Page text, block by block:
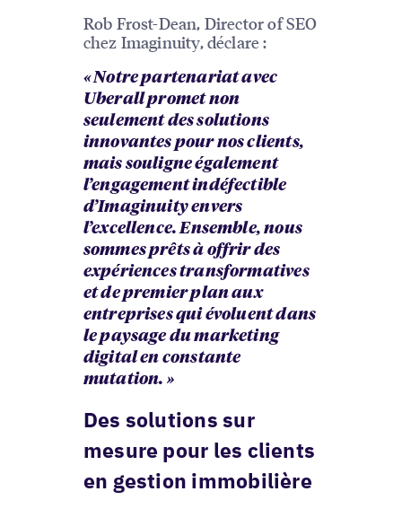
Rob Frost-Dean, Director of SEO
chez Imaginuity, déclare :
« Notre partenariat avec
Uberall promet non
seulement des solutions
innovantes pour nos clients,
mais souligne également
l’engagement indéfectible
d’Imaginuity envers
l’excellence. Ensemble, nous
sommes prêts à offrir des
expériences transformatives
et de premier plan aux
entreprises qui évoluent dans
le paysage du marketing
digital en constante
mutation. »
Des solutions sur
mesure pour les clients
en gestion immobilière